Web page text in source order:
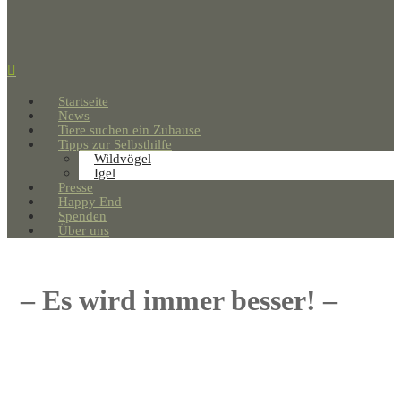
Startseite
News
Tiere suchen ein Zuhause
Tipps zur Selbsthilfe
Wildvögel
Igel
Presse
Happy End
Spenden
Über uns
– Es wird immer besser! –